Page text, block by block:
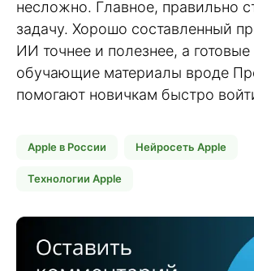
несложно. Главное, правильно
задачу. Хорошо составленный
ИИ точнее и полезнее, а готовые
обучающие материалы вроде
помогают новичкам быстро
Apple в России Нейросеть Apple
Технологии Apple